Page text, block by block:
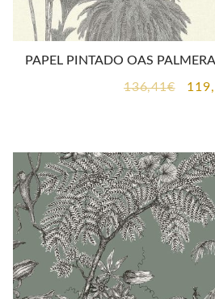
PAPEL PINTADO OAS
136,41€
El
era: